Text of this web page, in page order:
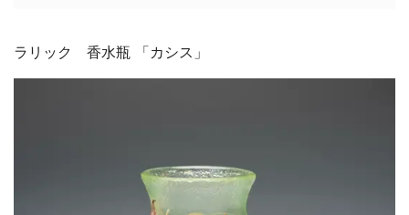
ラリック 香水瓶 「カシス」